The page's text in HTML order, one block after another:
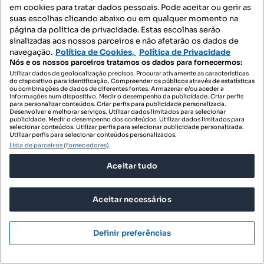
Destacado
Oferta privada
em cookies para tratar dados pessoais. Pode aceitar ou gerir as
suas escolhas clicando abaixo ou em qualquer momento na
página da política de privacidade. Estas escolhas serão
sinalizadas aos nossos parceiros e não afetarão os dados de
navegação. Política de Cookies, Política de Privacidade
Nós e os nossos parceiros tratamos os dados para fornecermos:
Utilizar dados de geolocalização precisos. Procurar ativamente as características
do dispositivo para identificação. Compreender os públicos através de estatísticas
ou combinações de dados de diferentes fontes. Armazenar e/ou aceder a
informações num dispositivo. Medir o desempenho da publicidade. Criar perfis
para personalizar conteúdos. Criar perfis para publicidade personalizada.
Desenvolver e melhorar serviços. Utilizar dados limitados para selecionar
publicidade. Medir o desempenho dos conteúdos. Utilizar dados limitados para
selecionar conteúdos. Utilizar perfis para selecionar publicidade personalizada.
Utilizar perfis para selecionar conteúdos personalizados.
Lista de parceiros (fornecedores)
Aceitar tudo
Aceitar necessários
Definir preferências